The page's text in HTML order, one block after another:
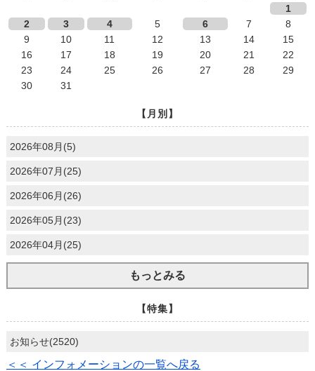
1
2
3 4 5 6 7
8
9
10 11 12 13 14
15
16
17 18 19 20 21
22
23
24 25 26 27 28
29
30
31
【月別】
2026年08月(5)
2026年07月(25)
2026年06月(26)
2026年05月(23)
2026年04月(25)
もっとみる
【特集】
お知らせ(2520)
＜＜ インフォメーションの一覧へ戻る